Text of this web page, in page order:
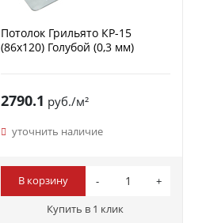
Потолок Грильято КР-15
(86х120) Голубой (0,3 мм)
2790.1 руб./м²
уточнить наличие
В корзину
Купить в 1 клик